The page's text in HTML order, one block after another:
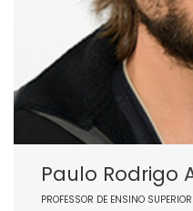
Paulo Rodrigo
PROFESSOR DE ENSINO SUPERIOR